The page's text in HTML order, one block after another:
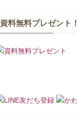
資料無料プレゼント！